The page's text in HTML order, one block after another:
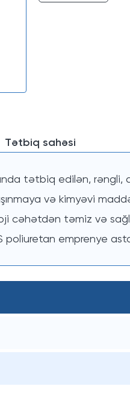
Tətbiq sahəsi
tətbiq edilən,
və kimyəvi
cəhətdən təmiz və
poliuretan emprenye